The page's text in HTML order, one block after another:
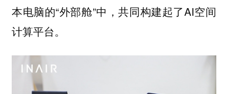
本电脑的“外部舱”中，共同构建起了AI空间
计算平台。